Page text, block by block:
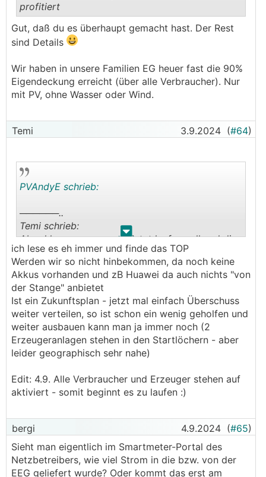
..
profitiert
Gut, daß du es überhaupt gemacht hast. Der Rest
sind Details
Wir haben in unsere Familien EG heuer fast die 90%
Eigendeckung erreicht (über alle Verbraucher). Nur
mit PV, ohne Wasser oder Wind.
Temi 3.9.2024 (#64)
. .
PVAndyE schrieb:
──────..
Temi schrieb:
Aber klasse, wenn es ab jetzt laufen soll und die
Familie ab 4.9. vom gemeinsamen Projekt
profitiert
───────────────
Gut, daß du es überhaupt gemacht hast. Der Rest
sind Details
Wir haben in unsere Familien EG heuer fast die
90% Eigendeckung erreicht (über alle
Wind.
ich lese es eh immer und finde das TOP
Werden wir so nicht hinbekommen, da noch keine
Akkus vorhanden und zB Huawei da auch nichts "von
der Stange" anbietet
Ist ein Zukunftsplan - jetzt mal einfach Überschuss
weiter verteilen, so ist schon ein wenig geholfen und
weiter ausbauen kann man ja immer noch (2
Erzeugeranlagen stehen in den Startlöchern - aber
leider geographisch sehr nahe)
Edit: 4.9. Alle Verbraucher und Erzeuger stehen auf
aktiviert - somit beginnt es zu laufen :)
bergi 4.9.2024 (#65)
Sieht man eigentlich im Smartmeter-Portal des
Netzbetreibers, wie viel Strom in die bzw. von der
EEG geliefert wurde? Oder kommt das erst am